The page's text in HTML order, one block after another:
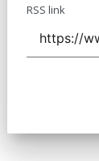
RSS link